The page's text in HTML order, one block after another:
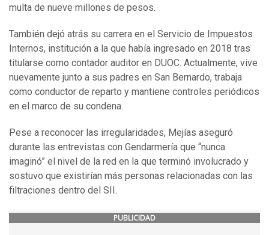
multa de nueve millones de pesos.
También dejó atrás su carrera en el Servicio de Impuestos
Internos, institución a la que había ingresado en 2018 tras
titularse como contador auditor en DUOC. Actualmente, vive
nuevamente junto a sus padres en San Bernardo, trabaja
como conductor de reparto y mantiene controles periódicos
en el marco de su condena.
Pese a reconocer las irregularidades, Mejías aseguró
durante las entrevistas con Gendarmería que “nunca
imaginó” el nivel de la red en la que terminó involucrado y
sostuvo que existirían más personas relacionadas con las
filtraciones dentro del SII.
PUBLICIDAD